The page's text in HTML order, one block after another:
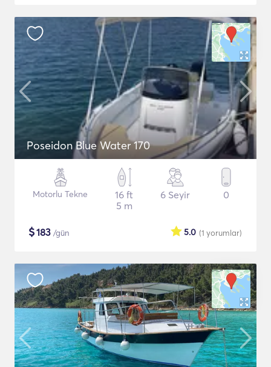
Poseidon Blue Water 170
Motorlu Tekne
16 ft
5 m
6 Seyir 0
$183 /gün (1 yorumlar)
5.0